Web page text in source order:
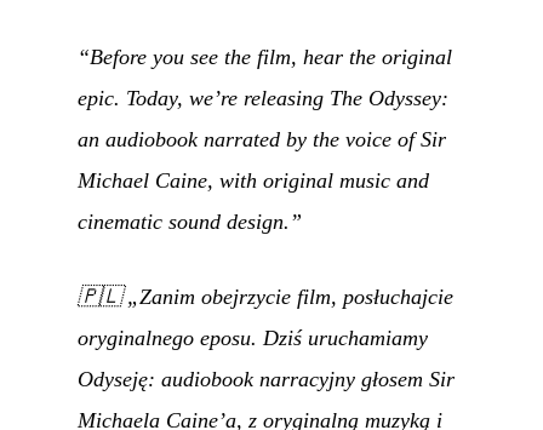
“Before you see the film, hear the original
epic. Today, we’re releasing The Odyssey:
an audiobook narrated by the voice of Sir
Michael Caine, with original music and
cinematic sound design.”
🇵🇱„Zanim obejrzycie film, posłuchajcie
oryginalnego eposu. Dziś uruchamiamy
Odyseję: audiobook narracyjny głosem Sir
Michaela Caine’a, z oryginalną muzyką i